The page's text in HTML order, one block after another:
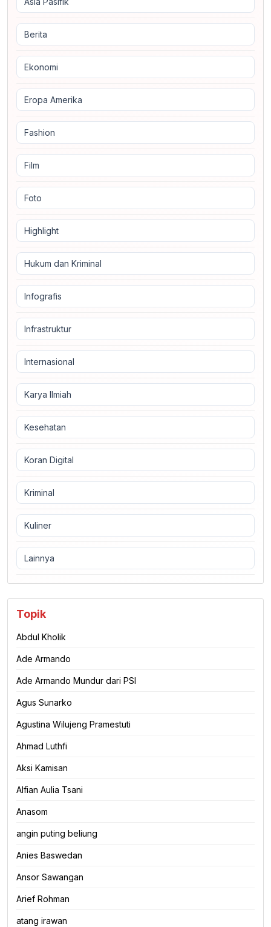
Berita
Ekonomi
Eropa Amerika
Fashion
Film
Foto
Highlight
Hukum dan Kriminal
Infografis
Infrastruktur
Internasional
Karya Ilmiah
Kesehatan
Koran Digital
Kriminal
Kuliner
Lainnya
Topik
Abdul Kholik
Ade Armando
Ade Armando Mundur dari PSI
Agus Sunarko
Agustina Wilujeng Pramestuti
Ahmad Luthfi
Aksi Kamisan
Alfian Aulia Tsani
Anasom
angin puting beliung
Anies Baswedan
Ansor Sawangan
Arief Rohman
atang irawan